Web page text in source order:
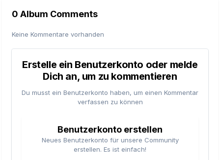
0 Album Comments
Keine Kommentare vorhanden
Erstelle ein Benutzerkonto oder melde
Dich an, um zu kommentieren
Du musst ein Benutzerkonto haben, um einen Kommentar
verfassen zu können
Benutzerkonto erstellen
Neues Benutzerkonto für unsere Community
erstellen. Es ist einfach!